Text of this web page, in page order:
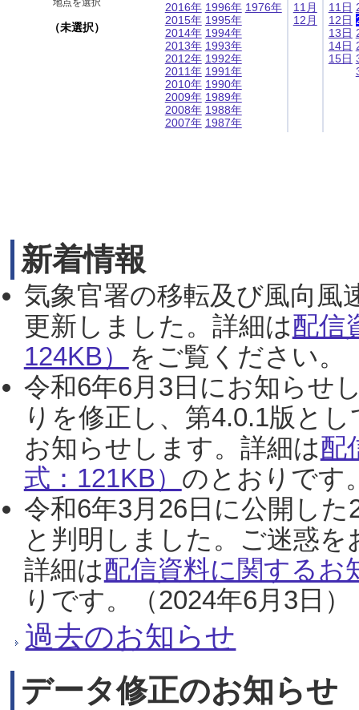
（未選択）
2016年
2015年
2014年
2013年
2012年
2011年
2010年
2009年
2008年
2007年
1996年
1995年
1994年
1993年
1992年
1991年
1990年
1989年
1988年
1987年
1976年
11月
12月
11日
12日
13日
14日
15日
新着情報
気象官署の移転及び風向風
更新しました。詳細は配信
124KB） をご覧ください。
令和6年6月3日にお知らせ
りを修正し、第4.0.1版と
お知らせします。詳細は配
式：121KB） のとおりです
令和6年3月26日に公開し
と判明しました。ご迷惑
詳細は配信資料に関するお
りです。（2024年6月3日）
過去のお知らせ
データ修正のお知らせ